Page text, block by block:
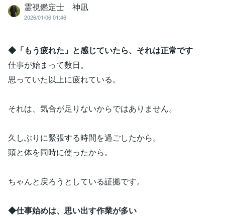
霊視鑑定士 神凪
2026/01/06 01:46
◆「もう疲れた」と感じていたら、それは正常です
仕事が始まって数日。
思っていた以上に疲れている。
それは、気合が足りないからではありません。
久しぶりに緊張する時間を過ごしたから。
頭と体を同時に使ったから。
ちゃんと戻ろうとしている証拠です。
◆仕事始めは、思い出す作業が多い